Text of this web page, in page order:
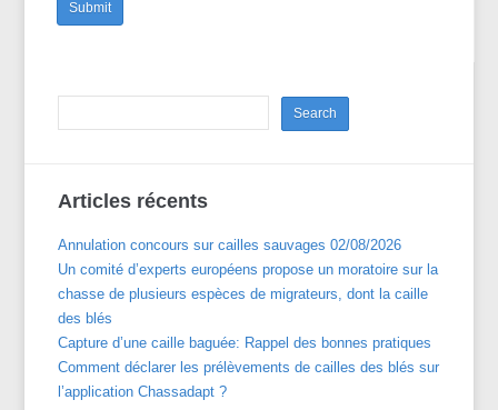
Articles récents
Annulation concours sur cailles sauvages 02/08/2026
Un comité d’experts européens propose un moratoire sur la
chasse de plusieurs espèces de migrateurs, dont la caille
des blés
Capture d’une caille baguée: Rappel des bonnes pratiques
Comment déclarer les prélèvements de cailles des blés sur
l’application Chassadapt ?